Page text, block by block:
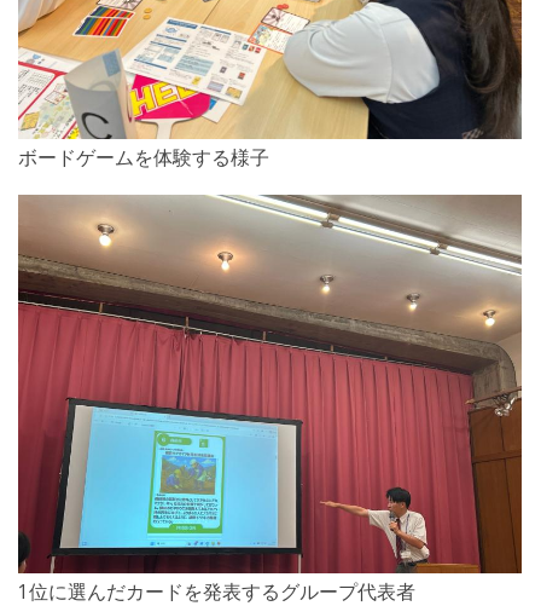
ボードゲームを体験する様子
1位に選んだカードを発表するグループ代表者